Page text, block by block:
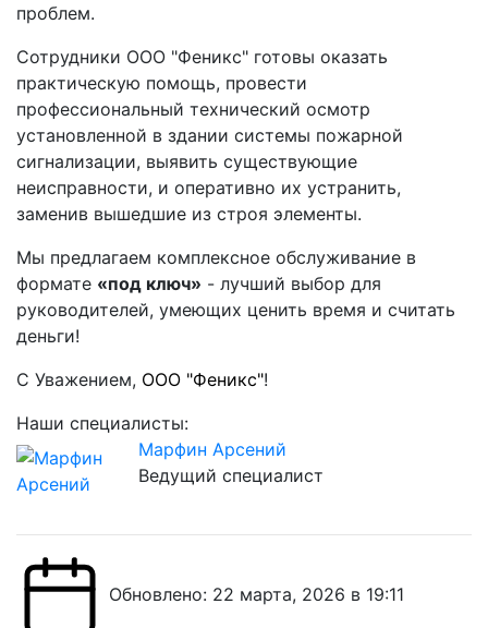
проблем.
Сотрудники ООО "Феникс" готовы оказать
практическую помощь, провести
профессиональный технический осмотр
установленной в здании системы пожарной
сигнализации, выявить существующие
неисправности, и оперативно их устранить,
заменив вышедшие из строя элементы.
Мы предлагаем комплексное обслуживание в
формате «под ключ» - лучший выбор для
руководителей, умеющих ценить время и считать
деньги!
С Уважением, ООО "Феникс"!
Наши специалисты:
Марфин Арсений
Ведущий специалист
Обновлено: 22 марта, 2026 в 19:11